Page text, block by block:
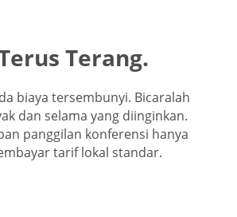
Terang.
biaya tersembunyi. Bicaralah
dan selama yang diinginkan.
panggilan konferensi hanya
tarif lokal standar.